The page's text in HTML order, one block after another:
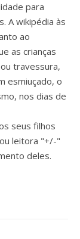
para
A wikipédia às
ao
as crianças
travessura,
esmiuçado, o
nos dias de
seus filhos
leitora "+/-"
deles.